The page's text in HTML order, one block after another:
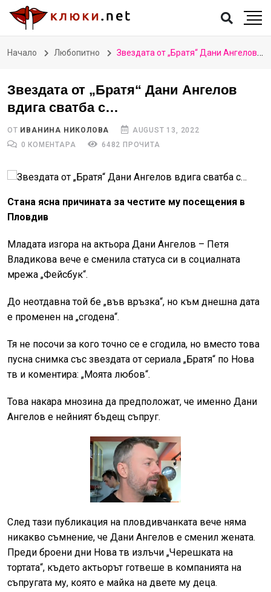
Начало Любопитно Звездата от „Братя“ Дани Ангелов вдига сватба с…
Звездата от „Братя“ Дани Ангелов
вдига сватба с…
ОТ ИВАНИНА НИКОЛОВА
AUGUST 13, 2022
0 КОМЕНТАРА
6482 ПРОЧИТА
Стана ясна причината за честите му посещения в
Пловдив
Младата изгора на актьора Дани Ангелов – Петя
Владикова вече е сменила статуса си в социалната
мрежа „Фейсбук“.
До неотдавна той бе „във връзка“, но към днешна дата
е променен на „сгодена“.
Тя не посочи за кого точно се е сгодила, но вместо това
пусна снимка със звездата от сериала „Братя“ по Нова
тв и коментира: „Моята любов“.
Това накара мнозина да предположат, че именно Дани
Ангелов е нейният бъдещ съпруг.
След тази публикация на пловдивчанката вече няма
никакво съмнение, че Дани Ангелов е сменил жената.
Преди броени дни Нова тв излъчи „Черешката на
тортата“, където актьорът готвеше в компанията на
съпругата му, която е майка на двете му деца.